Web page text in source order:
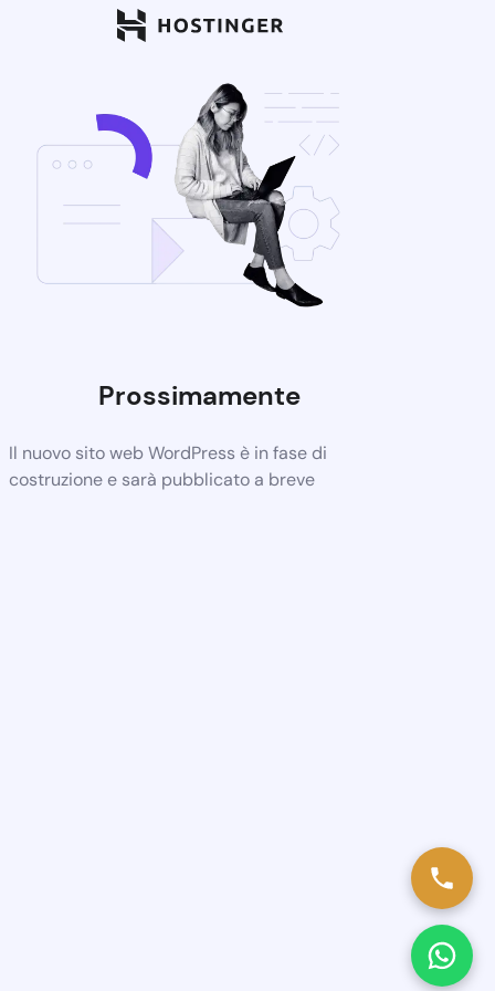
Prossimamente
Il nuovo sito web WordPress è in fase di
costruzione e sarà pubblicato a breve